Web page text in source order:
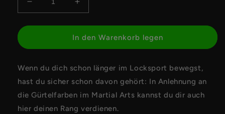
Verringere
die
Menge
Moki-
-
Schwarz
Erhöhe
die
Menge
für
Moki-
-
Schwarz
In den Warenkorb legen
Wenn du dich schon länger im Locksport bewegst,
hast du sicher schon davon gehört: In Anlehnung an
die Gürtelfarben im Martial Arts kannst du dir auch
hier deinen Rang verdienen.